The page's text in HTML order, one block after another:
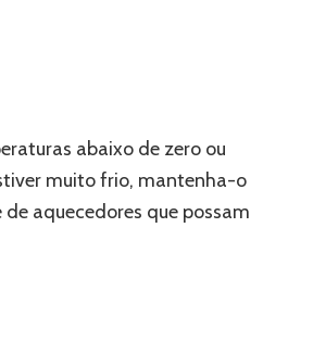
abaixo de zero ou
muito frio, mantenha-o
aquecedores que possam